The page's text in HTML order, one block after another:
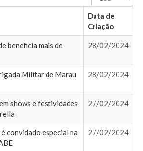
#
Data de
Criação
beneficia mais de
28/02/2024
Militar de Marau
28/02/2024
shows e festividades
27/02/2024
convidado especial na
27/02/2024